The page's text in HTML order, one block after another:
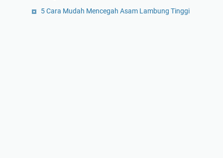
5 Cara Mudah Mencegah Asam Lambung Tinggi